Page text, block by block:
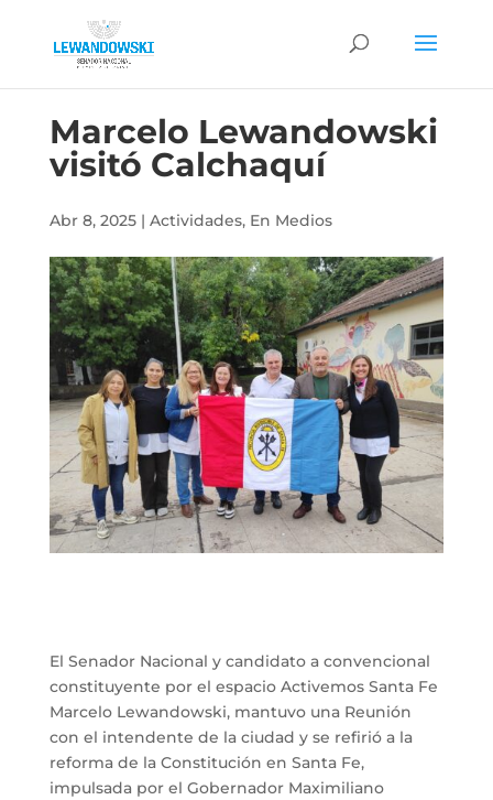
Marcelo Lewandowski
visitó Calchaquí
Abr 8, 2025| Actividades, En Medios
El Senador Nacional y candidato a convencional
constituyente por el espacio Activemos Santa Fe
Marcelo Lewandowski, mantuvo una Reunión
con el intendente de la ciudad y se refirió a la
reforma de la Constitución en Santa Fe,
impulsada por el Gobernador Maximiliano